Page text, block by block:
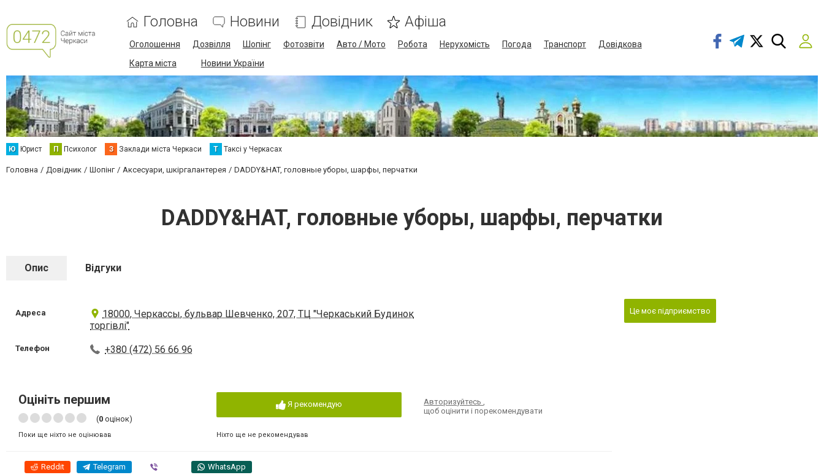
Головна Новини Довідник Афіша
Оголошення Дозвілля Шопінг Фотозвіти Авто / Мото Робота Нерухомість Погода Транспорт
Довідкова
Карта міста
Новини України
Ю Юрист П Психолог З Заклади міста Черкаси Т Таксі у Черкасах
Головна Довідник Шопінг Аксесуари, шкіргалантерея DADDY&HAT, головные уборы, шарфы, перчатки
DADDY&HAT, головные уборы, шарфы, перчатки
Опис Відгуки
Адреса
18000, Черкассы, бульвар Шевченко, 207, ТЦ "Черкаський Будинок
торгівлі"
Телефон +380 (472) 56 66 96
Оцініть першим
(0 оцінок)
Поки ще ніхто не оцінював
Я рекомендую
Ніхто ще не рекомендував
Авторизуйтесь,
щоб оцінити і порекомендувати
Reddit Telegram WhatsApp
Це моє підприємство